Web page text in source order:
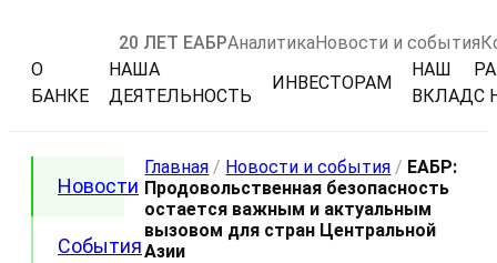
20 ЛЕТ ЕАБРАналитикаНовости и события
О
БАНКЕ
НАША
ДЕЯТЕЛЬНОСТЬ
ИНВЕСТОРАМ
НАШ
ВКЛАДС
Новости
События
Главная / Новости и события / ЕАБР:
Продовольственная безопасность
остается важным и актуальным
вызовом для стран Центральной
Азии